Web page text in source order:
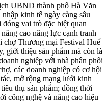
UBND thành phố Hà Văn
kinh tế ngày càng sâu
vai trò đặc biệt quan
cao năng lực cạnh tranh
chợ Thương mại Festival Huế
giới thiệu sản phẩm mà còn là
nghiệp với nhà phân phối
các doanh nghiệp có cơ hội
mở rộng mạng lưới kinh
thụ sản phẩm; đồng thời
công nghệ và nâng cao hiệu